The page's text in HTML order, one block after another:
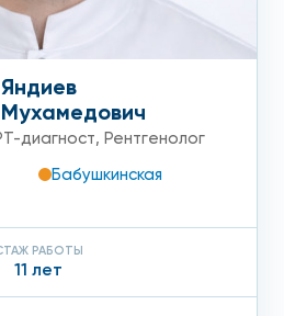
Яндиев
диагност, Рентгенолог
Бабушкинская
РАБОТЫ
11 лет